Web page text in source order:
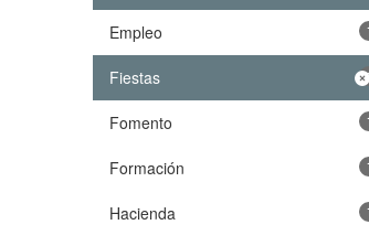
Empleo
Fiestas
Fomento
Formación
Hacienda